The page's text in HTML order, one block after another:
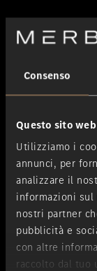
Consenso
Questo sito
Utilizziamo i
annunci, per
analizzare il
informazioni
nostri partner
pubblicità e
con altre
raccolto dal tuo
CAP
Richiesta